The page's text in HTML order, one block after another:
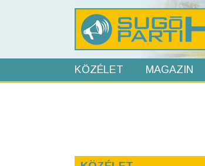
KÖZÉLET MAGAZIN